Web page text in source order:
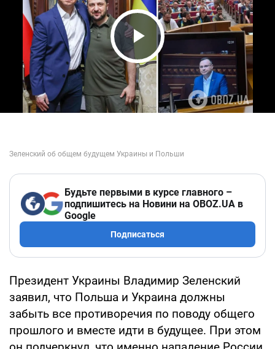
Play Video
Будьте первыми в курсе главного –
подпишитесь на Новини на OBOZ.UA в
Google
Подписаться
Президент Украины Владимир Зеленский
заявил, что Польша и Украина должны
забыть все противоречия по поводу общего
прошлого и вместе идти в будущее. При этом